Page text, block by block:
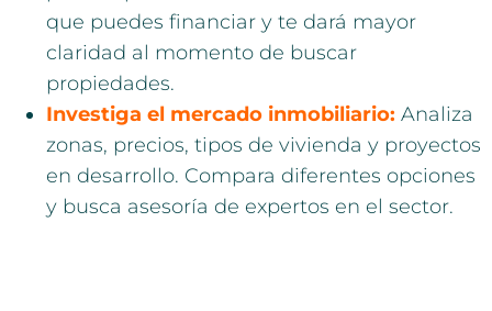
que puedes financiar y te dará mayor
claridad al momento de buscar
propiedades.
Investiga el mercado inmobiliario: Analiza
zonas, precios, tipos de vivienda y proyectos
en desarrollo. Compara diferentes opciones
y busca asesoría de expertos en el sector.